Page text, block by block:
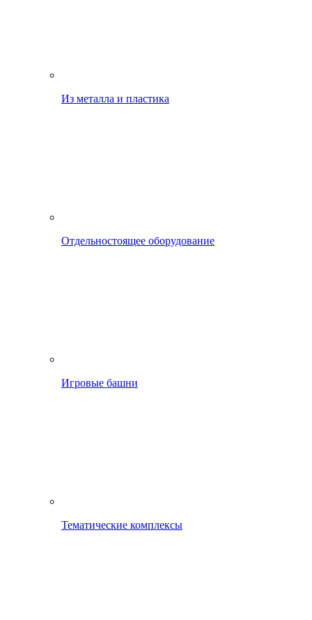
Из металла и пластика
Отдельностоящее оборудование
Игровые башни
Тематические комплексы